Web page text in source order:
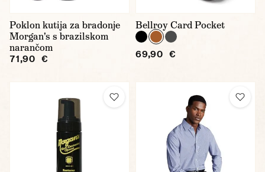
Poklon kutija za bradonje
Morgan's s brazilskom
narančom
71,90 €
Bellroy Card Pocket
69,90 €